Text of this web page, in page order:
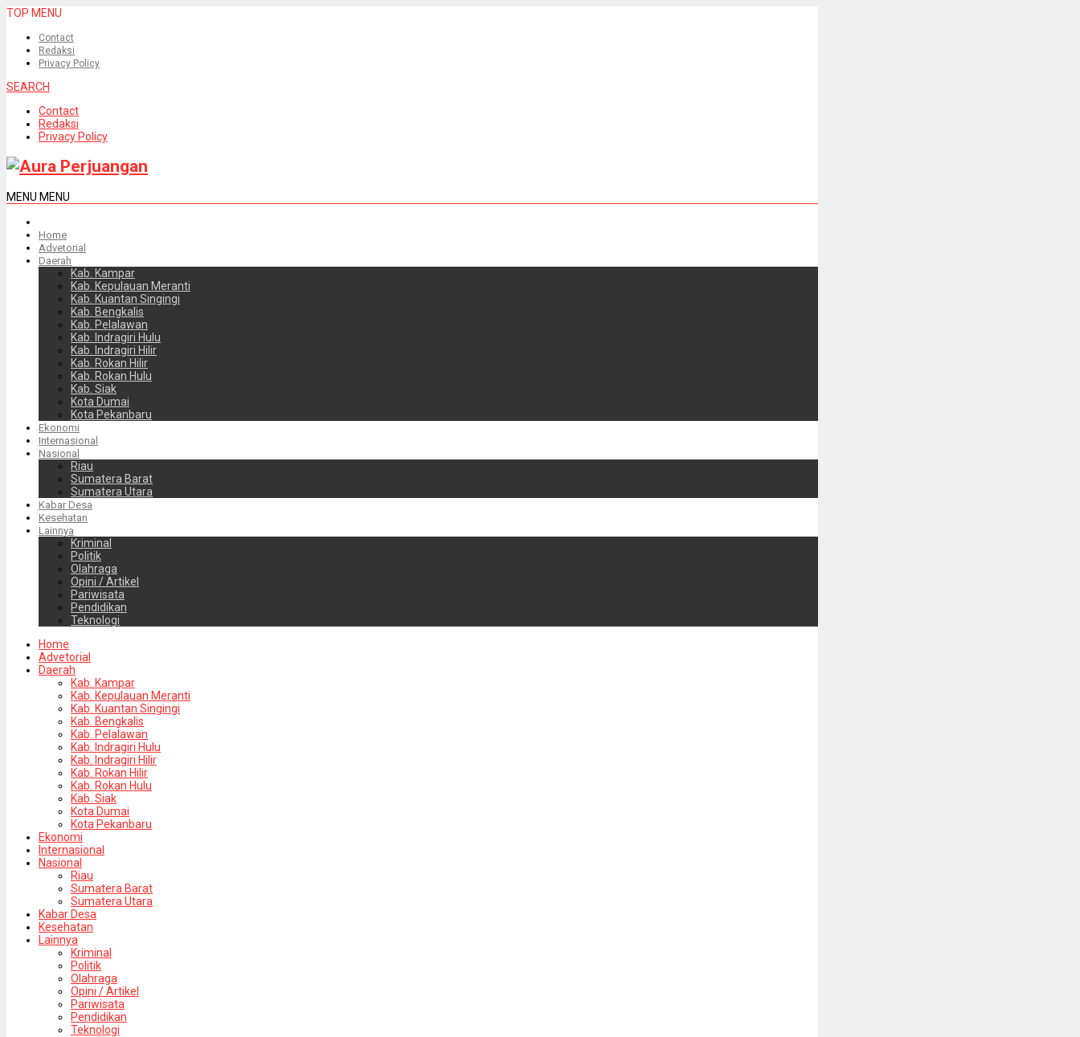
TOP MENU
Contact
Redaksi
Privacy Policy
SEARCH
Contact
Redaksi
Privacy Policy
MENU MENU
Home
Advetorial
Daerah
Kab. Kampar
Kab. Kepulauan Meranti
Kab. Kuantan Singingi
Kab. Bengkalis
Kab. Pelalawan
Kab. Indragiri Hulu
Kab. Indragiri Hilir
Kab. Rokan Hilir
Kab. Rokan Hulu
Kab. Siak
Kota Dumai
Kota Pekanbaru
Ekonomi
Internasional
Nasional
Riau
Sumatera Barat
Sumatera Utara
Kabar Desa
Kesehatan
Lainnya
Kriminal
Politik
Olahraga
Opini / Artikel
Pariwisata
Pendidikan
Teknologi
Home
Advetorial
Daerah
Kab. Kampar
Kab. Kepulauan Meranti
Kab. Kuantan Singingi
Kab. Bengkalis
Kab. Pelalawan
Kab. Indragiri Hulu
Kab. Indragiri Hilir
Kab. Rokan Hilir
Kab. Rokan Hulu
Kab. Siak
Kota Dumai
Kota Pekanbaru
Ekonomi
Internasional
Nasional
Riau
Sumatera Barat
Sumatera Utara
Kabar Desa
Kesehatan
Lainnya
Kriminal
Politik
Olahraga
Opini / Artikel
Pariwisata
Pendidikan
Teknologi